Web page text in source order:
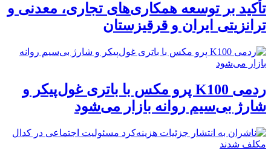
تأکید بر توسعه همکاری‌های تجاری، معدنی و
ترانزیتی ایران و قرقیزستان
ردمی K100 پرو مکس با باتری غول‌پیکر و
شارژ بی‌سیم روانه بازار می‌شود